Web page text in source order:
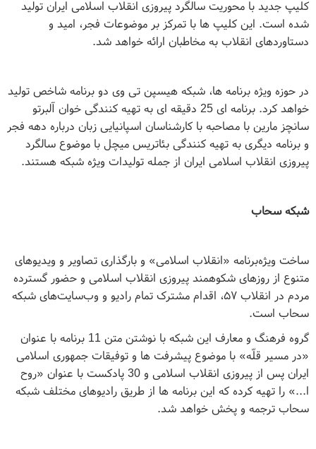
کلیپ جدید با محوریت سالگرد پیروزی انقلاب اسلامی ایران تولید
شده است. این کلیپ ها با تمرکز بر موضوعات فجر، امید و
دستاوردهای انقلاب به مخاطبان ارائه خواهد شد.
در حوزه ویژه برنامه ها، شبکه هیسپن تی وی دو برنامه شاخص تولید
خواهد کرد. برنامه ای 25 دقیقه ای به تهیه کنندگی خوان آلبرتو
سانچز مارین با مصاحبه با کارشناسان اسپانیایی زبان درباره دهه فجر
و برنامه دیگری به تهیه کنندگی بئاتریس میچل با موضوع سالگرد
پیروزی انقلاب اسلامی ایران از جمله تولیدات ویژه شبکه هستند.
شبکه سحاب
ساخت ویژه‌برنامه «انقلاب اسلامی» و بارگذاری تصاویر و ویدیوهای
متنوع از روزهای شکوهمند پیروزی انقلاب اسلامی و حضور گسترده
مردم در انقلاب ۵۷، اقدام مشترک تمام رادیو و وب‌سایت‌های شبکه
سحاب است.
گروه فرهنگ و معارف این شبکه با نوشتن متن 11 برنامه با عنوان
«در مسیر قلّه» با موضوع پیشرفت ها و توفیقات جمهوری اسلامی
ایران پس از پیروزی انقلاب اسلامی و 30 پادکست با عنوان «روح
ا...» را تهیه کرده که این برنامه ها از طریق رادیوهای مختلف شبکه
سحاب ترجمه و پخش خواهد شد.